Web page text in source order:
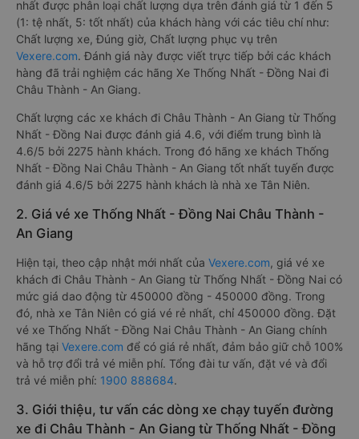
nhất được phân loại chất lượng dựa trên đánh giá từ 1 đến 5
(1: tệ nhất, 5: tốt nhất) của khách hàng với các tiêu chí như:
Chất lượng xe, Đúng giờ, Chất lượng phục vụ trên
Vexere.com. Đánh giá này được viết trực tiếp bởi các khách
hàng đã trải nghiệm các hãng Xe Thống Nhất - Đồng Nai đi
Châu Thành - An Giang.
Chất lượng các xe khách đi Châu Thành - An Giang từ Thống
Nhất - Đồng Nai được đánh giá 4.6, với điểm trung bình là
4.6/5 bởi 2275 hành khách. Trong đó hãng xe khách Thống
Nhất - Đồng Nai Châu Thành - An Giang tốt nhất tuyến được
đánh giá 4.6/5 bởi 2275 hành khách là nhà xe Tân Niên.
2. Giá vé xe Thống Nhất - Đồng Nai Châu Thành -
An Giang
Hiện tại, theo cập nhật mới nhất của Vexere.com, giá vé xe
khách đi Châu Thành - An Giang từ Thống Nhất - Đồng Nai có
mức giá dao động từ 450000 đồng - 450000 đồng. Trong
đó, nhà xe Tân Niên có giá vé rẻ nhất, chỉ 450000 đồng. Đặt
vé xe Thống Nhất - Đồng Nai Châu Thành - An Giang chính
hãng tại Vexere.com để có giá rẻ nhất, đảm bảo giữ chỗ 100%
và hỗ trợ đổi trả vé miễn phí. Tổng đài tư vấn, đặt vé và đổi
trả vé miễn phí: 1900 888684.
3. Giới thiệu, tư vấn các dòng xe chạy tuyến đường
xe đi Châu Thành - An Giang từ Thống Nhất - Đồng